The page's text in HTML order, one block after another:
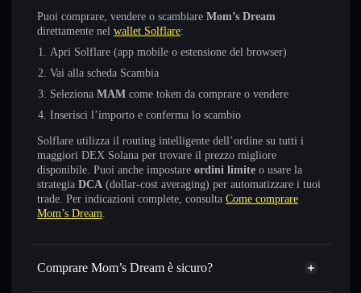
Puoi comprare, vendere o scambiare Mom’s Dream
direttamente nel wallet Solflare:
Apri Solflare (app mobile o estensione del browser)
Vai alla scheda Scambia
Seleziona MAM come token da comprare o vendere
Inserisci l’importo e conferma lo scambio
Solflare utilizza il routing intelligente dell’ordine su tutti i
maggiori DEX Solana per trovare il prezzo migliore
disponibile. Puoi anche impostare ordini limite o usare la
strategia DCA (dollar-cost averaging) per automatizzare i tuoi
trade. Per indicazioni complete, consulta Come comprare
Mom’s Dream.
Comprare Mom’s Dream è sicuro?